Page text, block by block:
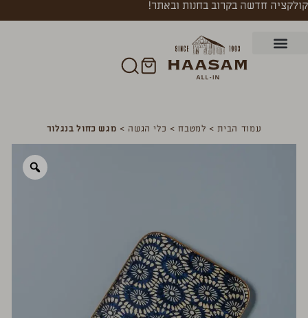
קולקציה חדשה בקרוב בחנות ובאתר!
עמוד הבית> למטבח> כלי הגשה > מגש כחול בנגלור